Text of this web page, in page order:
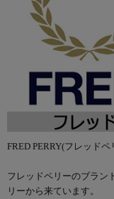
FRED PERRY(フレッドペ
フレッドペリーのブラン
リーから来ています。